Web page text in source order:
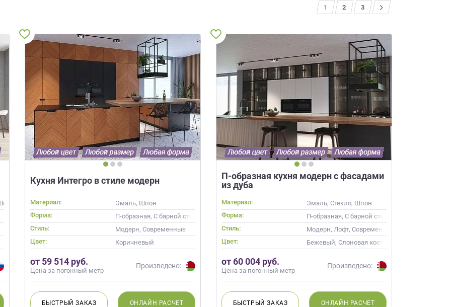
1 2 3
>
Глянцевые
Неоклассика, Современные
Кухня Интегро в стиле модерн
Материал:
Эмаль, Шпон
Форма:
П-образная, С барной стойкой
Стиль:
Модерн, Современные
Цвет:
Коричневый
от 59 514 руб.
Цена за погонный метр
Произведено:
БЫСТРЫЙЗАКАЗ ОНЛАЙН РАСЧЕТ
П-образная кухня модерн с фасадами
из дуба
Материал:
Эмаль, Стекло, Шпон
Форма:
П-образная, С барной стойкой
Стиль:
Модерн, Лофт, Современные
Цвет:
Бежевый, Слоновая кость, Кремовый
от 60 004 руб.
Цена за погонный метр
Произведено:
БЫСТРЫЙЗАКАЗ ОНЛАЙН РАСЧЕТ